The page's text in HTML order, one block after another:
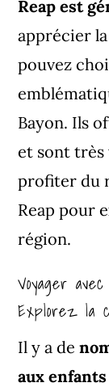
Reap est
apprécier
pouvez
Bayon. Ils
et sont très
profiter du
Reap pour
région.
Voyager
Explorez la
Il y a de
aux enfants